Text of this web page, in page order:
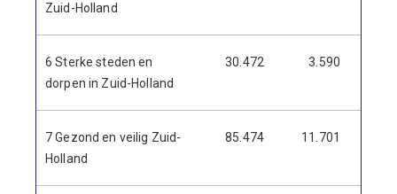
Zuid-Holland
6 Sterke steden en
dorpen in Zuid-Holland
30.472 3.590
7 Gezond en veilig Zuid-
Holland
85.474 11.701